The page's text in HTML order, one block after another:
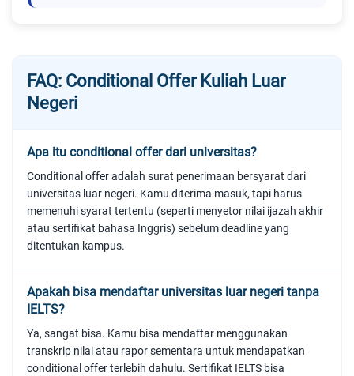
FAQ: Conditional Offer Kuliah Luar
Negeri
Apa itu conditional offer dari universitas?
Conditional offer adalah surat penerimaan bersyarat dari
universitas luar negeri. Kamu diterima masuk, tapi harus
memenuhi syarat tertentu (seperti menyetor nilai ijazah akhir
atau sertifikat bahasa Inggris) sebelum deadline yang
ditentukan kampus.
Apakah bisa mendaftar universitas luar negeri tanpa
IELTS?
Ya, sangat bisa. Kamu bisa mendaftar menggunakan
transkrip nilai atau rapor sementara untuk mendapatkan
conditional offer terlebih dahulu. Sertifikat IELTS bisa